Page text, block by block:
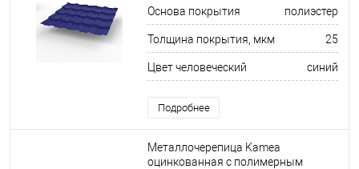
Основа покрытия полиэстер
Толщина покрытия, мкм 25
Цвет человеческий синий
Подробнее
Металлочерепица Kamea
оцинкованная с полимерным